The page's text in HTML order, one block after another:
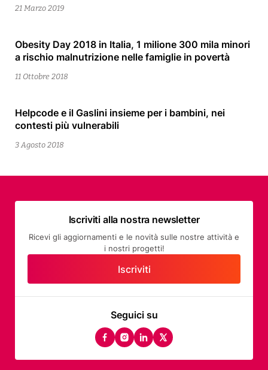
21 Marzo 2019
Obesity Day 2018 in Italia, 1 milione 300 mila minori
a rischio malnutrizione nelle famiglie in povertà
11 Ottobre 2018
11
Ottobre
2018
Helpcode e il Gaslini insieme per i bambini, nei
contesti più vulnerabili
3 Agosto 2018
4
Agosto
2018
Seguici su
facebook
instagram
linkedin
twitter
Iscriviti alla nostra newsletter
Ricevi gli aggiornamenti e le novità sulle nostre attività e
i nostri progetti!
Iscriviti